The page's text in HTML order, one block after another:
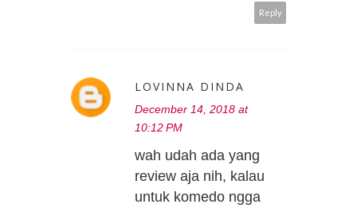
Reply
LOVINNA DINDA
December 14, 2018 at
10:12 PM
wah udah ada yang
review aja nih, kalau
untuk komedo ngga